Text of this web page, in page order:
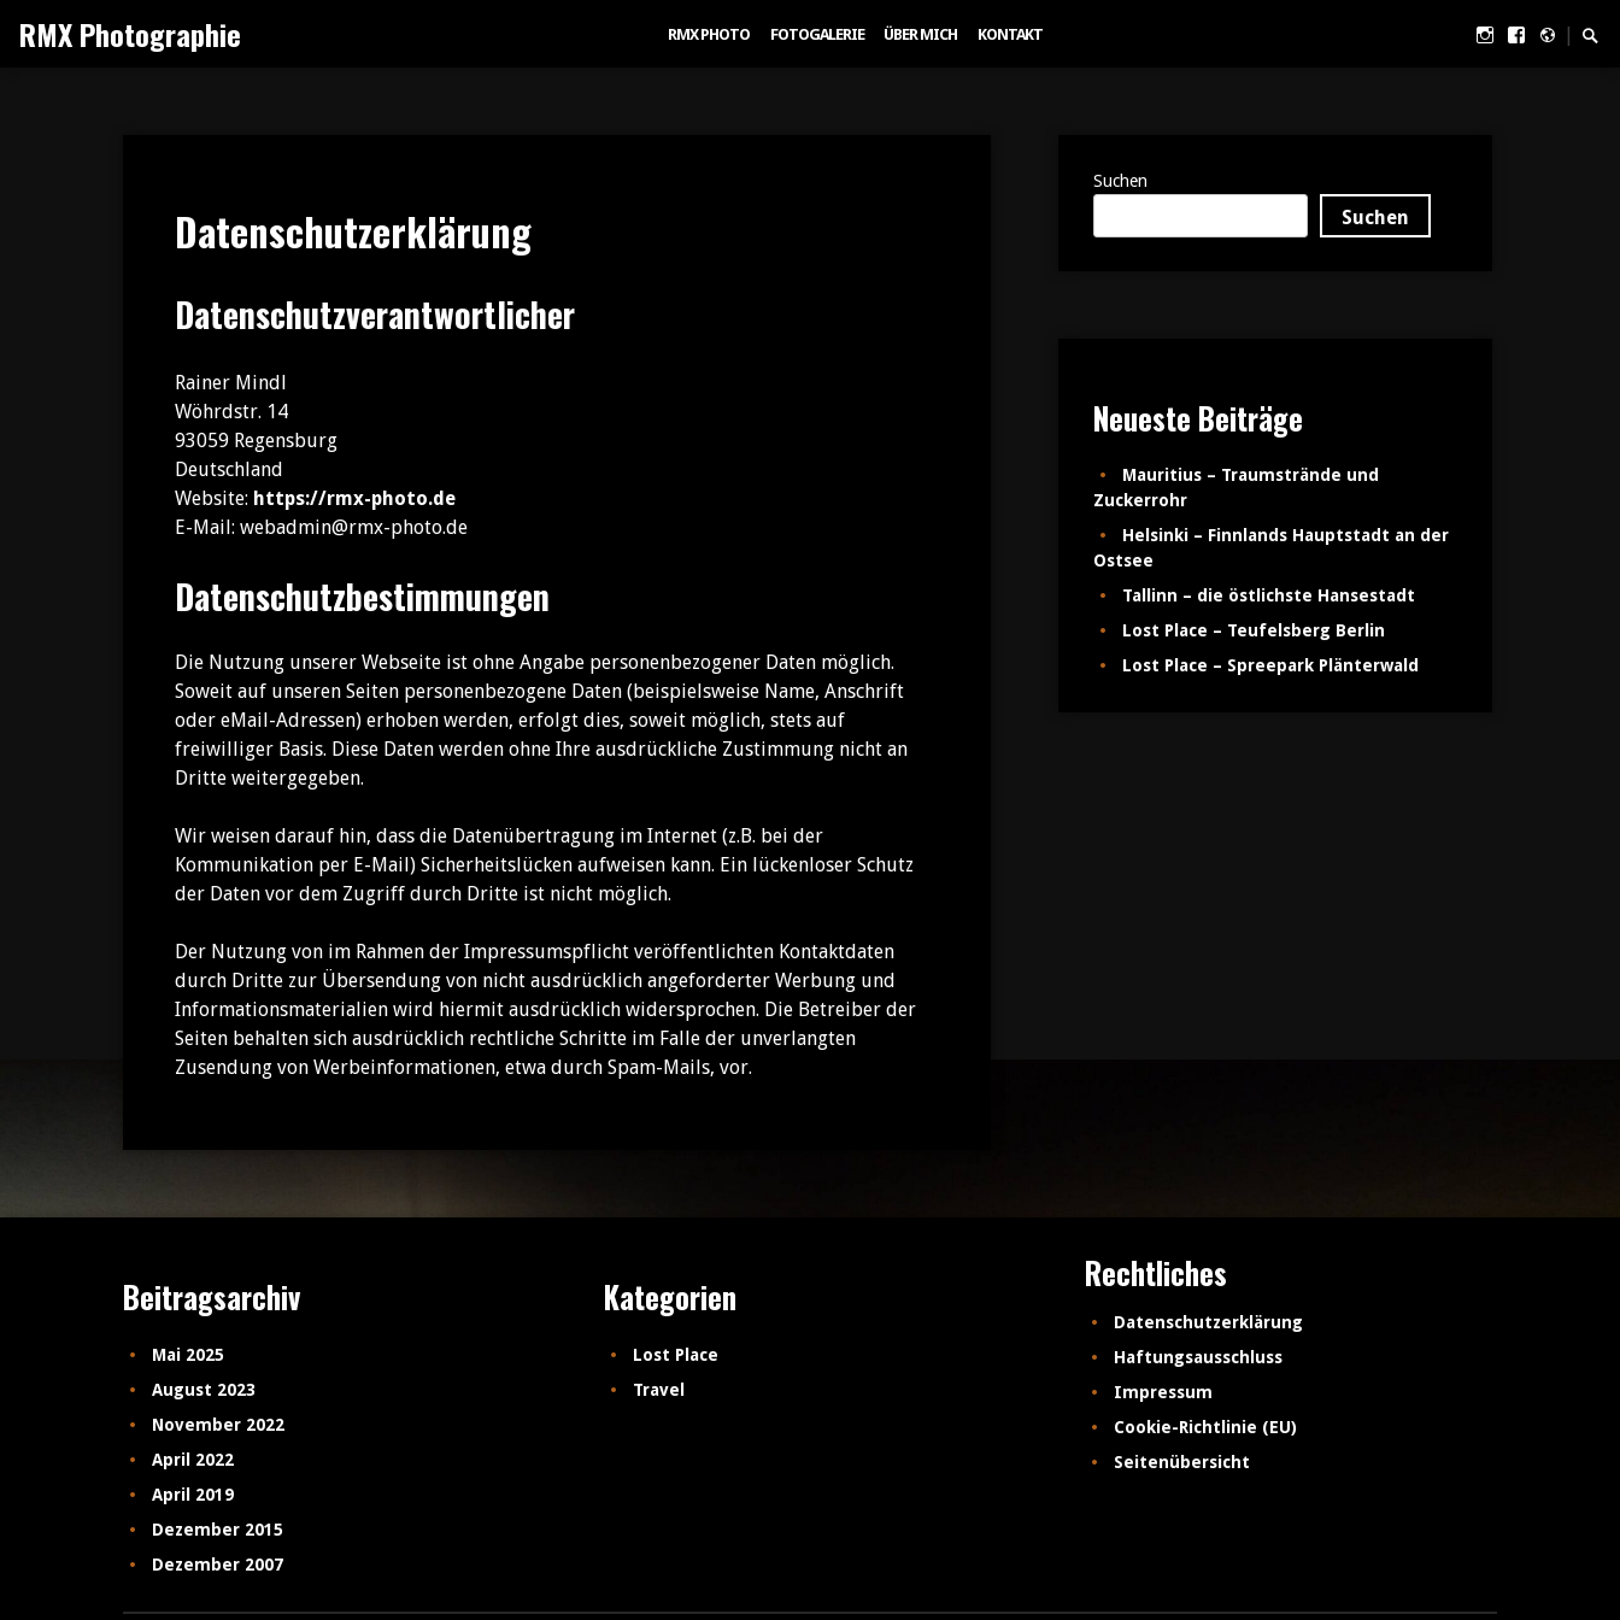
Inhalt
RMX Photographie RMX PHOTO FOTOGALERIE ÜBER MICH KONTAKT Instagram
Facebook
500px
|
Datenschutzerklärung
Datenschutzverantwortlicher
Rainer Mindl
Wöhrdstr. 14
93059 Regensburg
Deutschland
Website: https://rmx-photo.de
E-Mail: webadmin@rmx-photo.de
Datenschutzbestimmungen
Die Nutzung unserer Webseite ist ohne Angabe personenbezogener Daten möglich.
Soweit auf unseren Seiten personenbezogene Daten (beispielsweise Name, Anschrift
oder eMail-Adressen) erhoben werden, erfolgt dies, soweit möglich, stets auf
freiwilliger Basis. Diese Daten werden ohne Ihre ausdrückliche Zustimmung nicht an
Dritte weitergegeben.
Wir weisen darauf hin, dass die Datenübertragung im Internet (z.B. bei der
Kommunikation per E-Mail) Sicherheitslücken aufweisen kann. Ein lückenloser Schutz
der Daten vor dem Zugriff durch Dritte ist nicht möglich.
Der Nutzung von im Rahmen der Impressumspflicht veröffentlichten Kontaktdaten
durch Dritte zur Übersendung von nicht ausdrücklich angeforderter Werbung und
Informationsmaterialien wird hiermit ausdrücklich widersprochen. Die Betreiber der
Seiten behalten sich ausdrücklich rechtliche Schritte im Falle der unverlangten
Zusendung von Werbeinformationen, etwa durch Spam-Mails, vor.
Suchen
Suchen
Neueste Beiträge
Mauritius – Traumstrände und
Zuckerrohr
Helsinki – Finnlands Hauptstadt an der
Ostsee
Tallinn – die östlichste Hansestadt
Lost Place – Teufelsberg Berlin
Lost Place – Spreepark Plänterwald
Beitragsarchiv
Mai 2025
August 2023
November 2022
April 2022
April 2019
Dezember 2015
Dezember 2007
Kategorien
Lost Place
Travel
Rechtliches
Datenschutzerklärung
Haftungsausschluss
Impressum
Cookie-Richtlinie (EU)
Seitenübersicht